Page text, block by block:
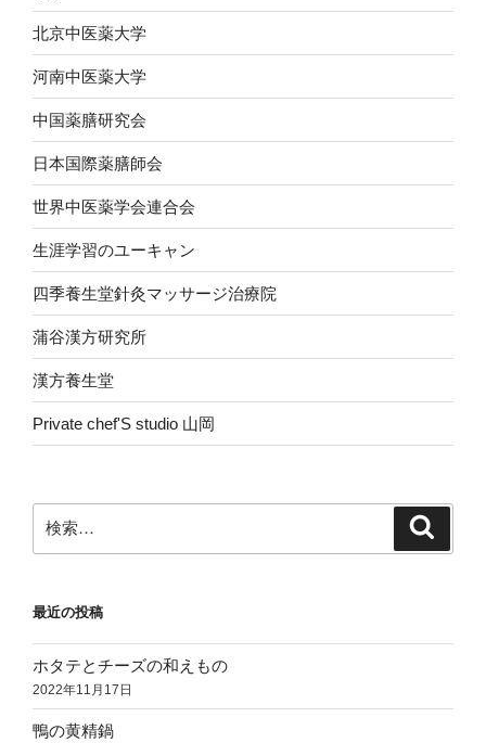
北京中医薬大学
河南中医薬大学
中国薬膳研究会
日本国際薬膳師会
世界中医薬学会連合会
生涯学習のユーキャン
四季養生堂針灸マッサージ治療院
蒲谷漢方研究所
漢方養生堂
Private chef'S studio 山岡
索:
最近の投稿
ホタテとチーズの和えもの
2022年11月17日
鴨の黄精鍋